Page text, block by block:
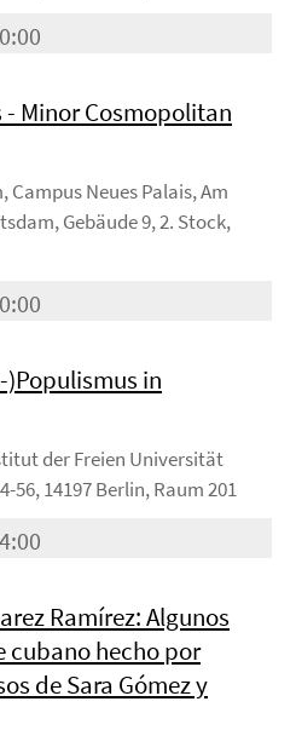
- Minor Cosmopolitan
Neues Palais, Am
Gebäude 9, 2. Stock,
)Populismus in
der Freien Universität
56, 14197 Berlin, Raum 201
Ramírez: Algunos
cubano hecho por
de Sara Gómez y